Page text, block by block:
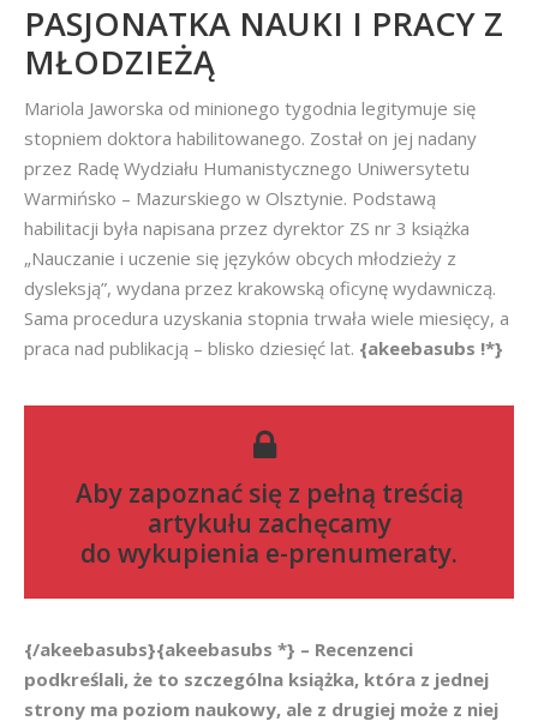
PASJONATKA NAUKI I PRACY Z
MŁODZIEŻĄ
Mariola Jaworska od minionego tygodnia legitymuje się
stopniem doktora habilitowanego. Został on jej nadany
przez Radę Wydziału Humanistycznego Uniwersytetu
Warmińsko – Mazurskiego w Olsztynie. Podstawą
habilitacji była napisana przez dyrektor ZS nr 3 książka
„Nauczanie i uczenie się języków obcych młodzieży z
dysleksją”, wydana przez krakowską oficynę wydawniczą.
Sama procedura uzyskania stopnia trwała wiele miesięcy, a
praca nad publikacją – blisko dziesięć lat. {akeebasubs !*}
Aby zapoznać się z pełną treścią
artykułu zachęcamy
do wykupienia e-prenumeraty.
{/akeebasubs}{akeebasubs *} – Recenzenci
podkreślali, że to szczególna książka, która z jednej
strony ma poziom naukowy, ale z drugiej może z niej